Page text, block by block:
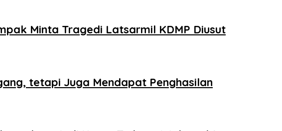
Minta Tragedi Latsarmil KDMP Diusut
tetapi Juga Mendapat Penghasilan